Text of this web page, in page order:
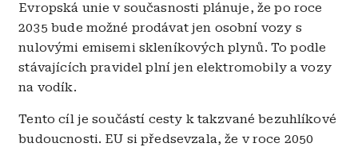
Evropská unie v současnosti plánuje, že po roce
2035 bude možné prodávat jen osobní vozy s
nulovými emisemi skleníkových plynů. To podle
stávajících pravidel plní jen elektromobily a vozy
na vodík.
Tento cíl je součástí cesty k takzvané bezuhlíkové
budoucnosti. EU si předsevzala, že v roce 2050